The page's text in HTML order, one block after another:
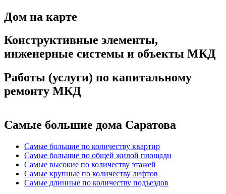
Дом на карте
Конструктивные элементы,
инженерные системы и объекты МКД
Работы (услуги) по капитальному
ремонту МКД
Самые большие дома Саратова
Самые большие по количеству квартир
Самые большие по общей жилой площади
Самые высокие по количеству этажей
Самые крупные по количеству лифтов
Самые длинные по количеству подъездов